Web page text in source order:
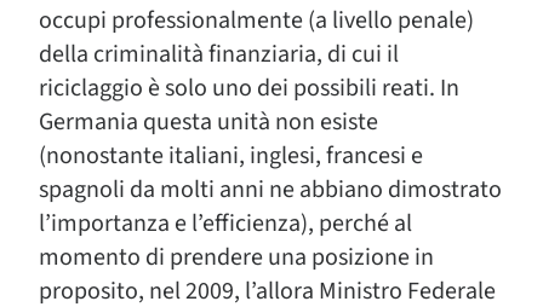
occupi professionalmente (a livello penale)
della criminalità finanziaria, di cui il
riciclaggio è solo uno dei possibili reati. In
Germania questa unità non esiste
(nonostante italiani, inglesi, francesi e
spagnoli da molti anni ne abbiano dimostrato
l’importanza e l’efficienza), perché al
momento di prendere una posizione in
proposito, nel 2009, l’allora Ministro Federale